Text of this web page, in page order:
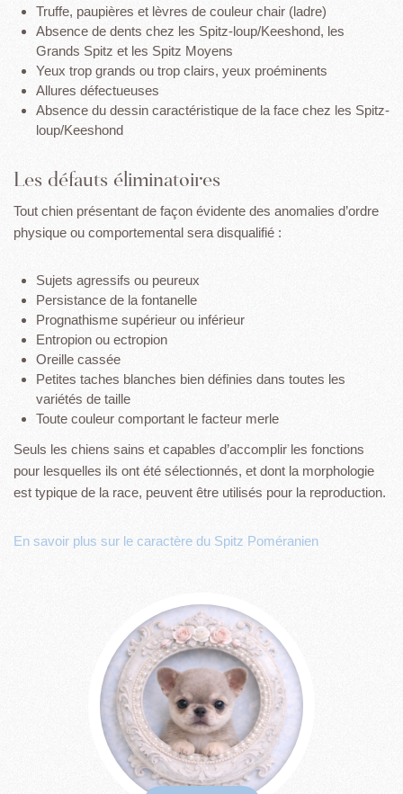
Truffe, paupières et lèvres de couleur chair (ladre)
Absence de dents chez les Spitz-loup/Keeshond, les
Grands Spitz et les Spitz Moyens
Yeux trop grands ou trop clairs, yeux proéminents
Allures défectueuses
Absence du dessin caractéristique de la face chez les Spitz-
loup/Keeshond
Les défauts éliminatoires
Tout chien présentant de façon évidente des anomalies d’ordre
physique ou comportemental sera disqualifié :
Sujets agressifs ou peureux
Persistance de la fontanelle
Prognathisme supérieur ou inférieur
Entropion ou ectropion
Oreille cassée
Petites taches blanches bien définies dans toutes les
variétés de taille
Toute couleur comportant le facteur merle
Seuls les chiens sains et capables d’accomplir les fonctions
pour lesquelles ils ont été sélectionnés, et dont la morphologie
est typique de la race, peuvent être utilisés pour la reproduction.
En savoir plus sur le caractère du Spitz Poméranien